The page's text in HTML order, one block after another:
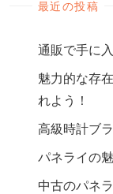
最近の投稿
通販で手に
魅力的な存
れよう！
高級時計ブ
パネライの
中古のパネ